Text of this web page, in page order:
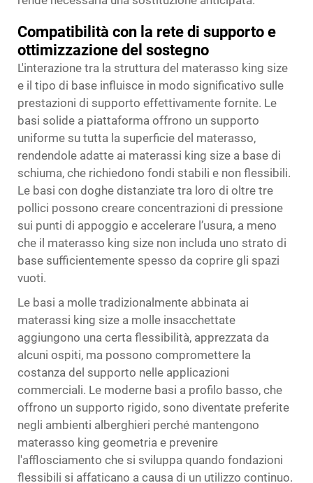
Compatibilità con la rete di supporto e
ottimizzazione del sostegno
L'interazione tra la struttura del materasso king size
e il tipo di base influisce in modo significativo sulle
prestazioni di supporto effettivamente fornite. Le
basi solide a piattaforma offrono un supporto
uniforme su tutta la superficie del materasso,
rendendole adatte ai materassi king size a base di
schiuma, che richiedono fondi stabili e non flessibili.
Le basi con doghe distanziate tra loro di oltre tre
pollici possono creare concentrazioni di pressione
sui punti di appoggio e accelerare l’usura, a meno
che il materasso king size non includa uno strato di
base sufficientemente spesso da coprire gli spazi
vuoti.
Le basi a molle tradizionalmente abbinata ai
materassi king size a molle insacchettate
aggiungono una certa flessibilità, apprezzata da
alcuni ospiti, ma possono compromettere la
costanza del supporto nelle applicazioni
commerciali. Le moderne basi a profilo basso, che
offrono un supporto rigido, sono diventate preferite
negli ambienti alberghieri perché mantengono
materasso king geometria e prevenire
l'afflosciamento che si sviluppa quando fondazioni
flessibili si affaticano a causa di un utilizzo continuo.